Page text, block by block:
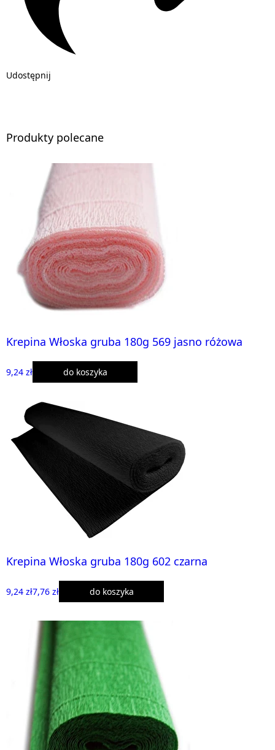
Udostępnij
Produkty polecane
Krepina Włoska gruba 180g 569 jasno różowa
9,24 zł do koszyka
Krepina Włoska gruba 180g 602 czarna
9,24 zł7,76 zł do koszyka